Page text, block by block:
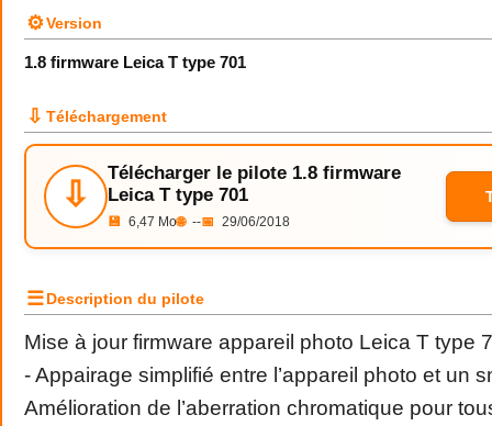
⚙Version
1.8 firmware Leica T type 701
⇩ Téléchargement
⇩
Télécharger le pilote 1.8 firmware
Leica T type 701
💾 6,47 Mo🌐 --📅 29/06/2018
☰Description du pilote
Mise à jour firmware appareil photo Leica T type
- Appairage simplifié entre l’appareil photo et un
Amélioration de l’aberration chromatique pour